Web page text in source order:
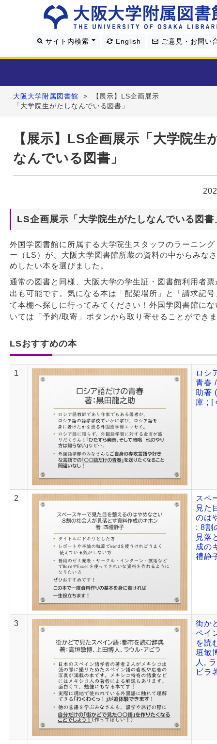
サイト内検索 English ご意見・お問い
利用案内
学習・研究支援
4つの図書館
Webサービス
大阪大学附属図書館 >
【展示】LS企画展示
「大学院生がたしなんでいる図書」
【展示】LS企画展示「大学院生
なんでいる図書」
LS企画展示「大学院生がたしなんでいる図書
外国学図書館に所属する大学院生スタッフのラーニン
ー（LS）が、大阪大学図書館所蔵の資料の中からみな
めしたい本を選びました。
通常の図書と同様、大阪大学の学生証・図書館利用者
出も可能です。気になる本は「配架場所」と「請求記
て本棚へ探しに行ってみてください！外国学図書館に
いては「予約/取寄」ボタンから取り寄せることができ
LSおすすめの本
1
ロシ
青春
助著
庫 ; [
2
スペ
見た
のは
: 8割
見落
成の
禮静
3
街か
ペイ
を読
垣敏
人,
ビラ